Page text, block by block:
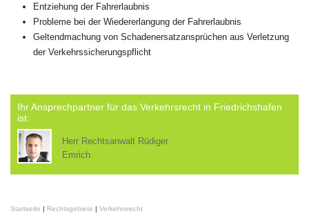
Entziehung der Fahrerlaubnis
Probleme bei der Wiedererlangung der Fahrerlaubnis
Geltendmachung von Schadenersatzansprüchen aus Verletzung
der Verkehrssicherungspflicht
Ihr Ansprechpartner für das Verkehrsrecht in Friedrichshafen
ist:
Herr Rechtsanwalt Rüdiger
Emrich
Startseite | Rechtsgebiete | Verkehrsrecht